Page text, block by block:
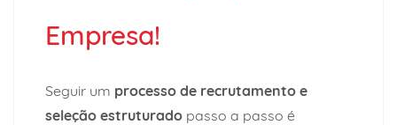
Empresa!
Seguir um processo de recrutamento e
seleção estruturado passo a passo é